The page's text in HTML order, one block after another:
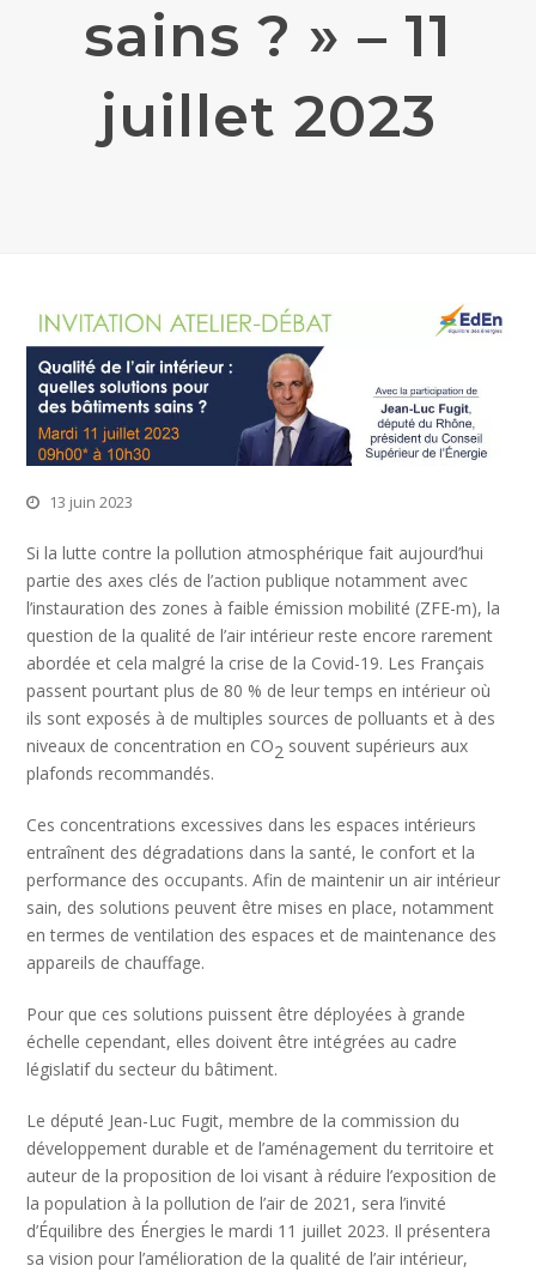
sains ? » – 11
juillet 2023
13 juin 2023
Si la lutte contre la pollution atmosphérique fait aujourd’hui
partie des axes clés de l’action publique notamment avec
l’instauration des zones à faible émission mobilité (ZFE-m), la
question de la qualité de l’air intérieur reste encore rarement
abordée et cela malgré la crise de la Covid-19. Les Français
passent pourtant plus de 80 % de leur temps en intérieur où
ils sont exposés à de multiples sources de polluants et à des
niveaux de concentration en CO2 souvent supérieurs aux
plafonds recommandés.
Ces concentrations excessives dans les espaces intérieurs
entraînent des dégradations dans la santé, le confort et la
performance des occupants. Afin de maintenir un air intérieur
sain, des solutions peuvent être mises en place, notamment
en termes de ventilation des espaces et de maintenance des
appareils de chauffage.
Pour que ces solutions puissent être déployées à grande
échelle cependant, elles doivent être intégrées au cadre
législatif du secteur du bâtiment.
Le député Jean-Luc Fugit, membre de la commission du
développement durable et de l’aménagement du territoire et
auteur de la proposition de loi visant à réduire l’exposition de
la population à la pollution de l’air de 2021, sera l’invité
d’Équilibre des Énergies le mardi 11 juillet 2023. Il présentera
sa vision pour l’amélioration de la qualité de l’air intérieur,